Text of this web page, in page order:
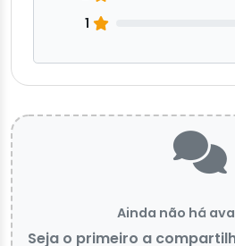
1
Ainda não há
Seja o primeiro a